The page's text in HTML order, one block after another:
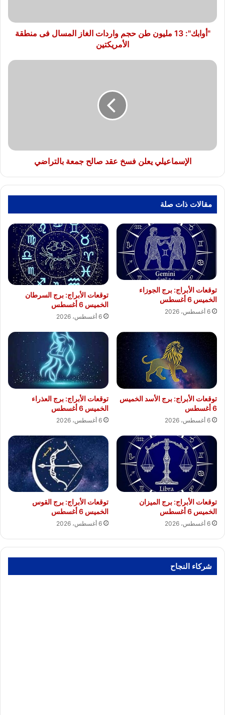
فى
منطقة
"أوابك": 13 مليون طن حجم واردات الغاز المسال فى منطقة
الأمريكتين
الإسماعيلي
الإسماعيلي يعلن فسخ عقد صالح جمعة بالتراضي
مقالات ذات صلة
توقعات الأبراج: برج الجوزاء
الخميس 6 أغسطس
6 أغسطس، 2026
توقعات الأبراج: برج السرطان
الخميس 6 أغسطس
6 أغسطس، 2026
توقعات الأبراج: برج الأسد الخميس
6 أغسطس
6 أغسطس، 2026
توقعات الأبراج: برج العذراء
الخميس 6 أغسطس
6 أغسطس، 2026
توقعات الأبراج: برج الميزان
الخميس 6 أغسطس
6 أغسطس، 2026
توقعات الأبراج: برج القوس
الخميس 6 أغسطس
6 أغسطس، 2026
شركاء النجاح